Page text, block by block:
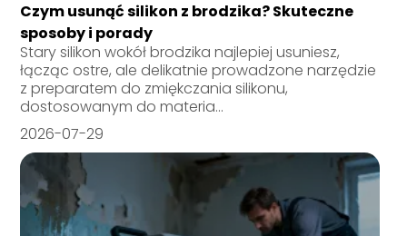
Czym usunąć silikon z brodzika? Skuteczne
sposoby i porady
Stary silikon wokół brodzika najlepiej usuniesz,
łącząc ostre, ale delikatnie prowadzone narzędzie
z preparatem do zmiękczania silikonu,
dostosowanym do materia...
2026-07-29